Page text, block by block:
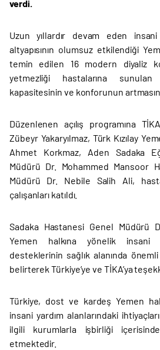
verdi.
Uzun yıllardır devam eden
altyapısının olumsuz etkilendiği
temin edilen 16 modern diyaliz
yetmezliği hastalarına
kapasitesinin ve konforunun
Düzenlenen açılış programına
Zübeyr Yakaryılmaz, Türk Kızılay
Ahmet Korkmaz, Aden Sadaka
Müdürü Dr. Mohammed Mansoor
Müdürü Dr. Nebile Salih Ali,
çalışanları katıldı.
Sadaka Hastanesi Genel Müdürü
Yemen halkına yönelik insani
desteklerinin sağlık alanında önemli
belirterek Türkiye’ye ve TİKA’ya
Türkiye, dost ve kardeş Yemen
insani yardım alanlarındaki
ilgili kurumlarla işbirliği
etmektedir.